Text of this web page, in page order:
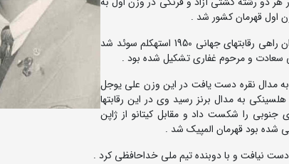
ملاقاسمی نخستین بار در معیت تیم ملی کشتی فرنگی ایران راهی رقابتهای جهانی 1950 استهکلم سوئد شد
هلسینکی در وزن اول به مدال نقره دست یافت در این وزن علی یوجل
از ترکیه قهرمان شد و یکسال بعد در رقابتهای المپیک 1952 هلسینکی به مدال برنز رسید وی در این رقابتها
جنوبی را شکست داد و مقابل کیتانو از ژاپن
شده بود قهرمان المپیک شد .